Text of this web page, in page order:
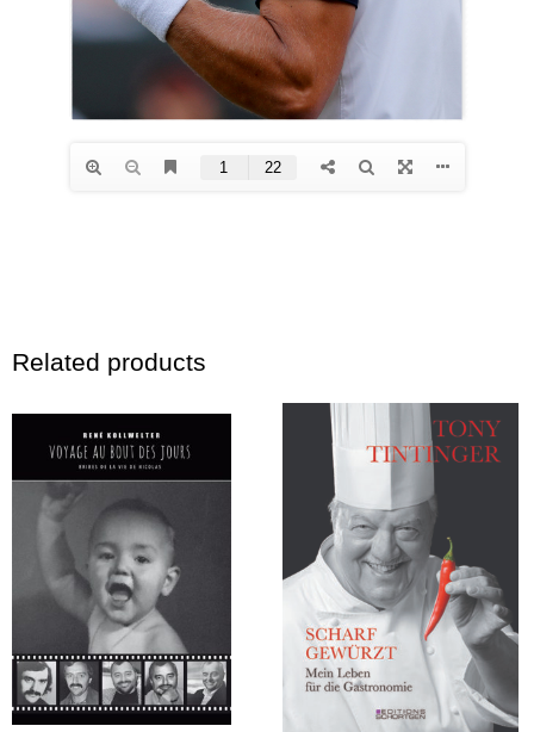
Related products